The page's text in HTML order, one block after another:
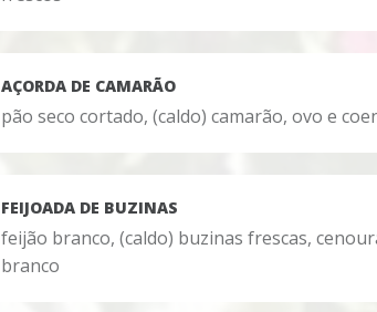
AÇORDA DE CAMARÃO
pão seco cortado, (caldo) camarão, ovo e
FEIJOADA DE BUZINAS
feijão branco, (caldo) buzinas frescas,
branco